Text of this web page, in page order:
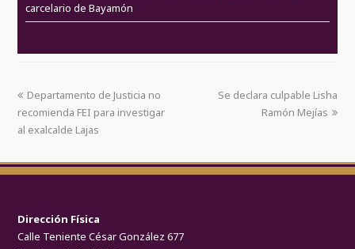
carcelario de Bayamón
Se declara culpable Lisha
Ramón Mejías
Departamento de Justicia no
recomienda FEI para investigar
al exalcalde Lajas
Dirección Física
Calle Teniente César González 677